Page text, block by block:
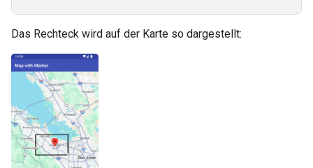
Das Rechteck wird auf der Karte so dargestellt: